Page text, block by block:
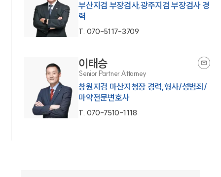
부산지검 부장검사,광주지검 부장검사 경
력
T. 070-5117-3709
이태승
Senior Partner Attorney
창원지검 마산지청장 경력,형사/성범죄/
마약전문변호사
T. 070-7510-1118